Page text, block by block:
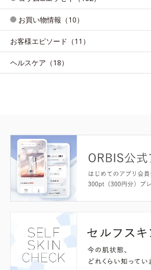
お買い物情報（10）
お客様エピソード（11）
ヘルスケア（18）